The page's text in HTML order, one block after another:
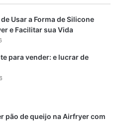
os temperos a salsinha e
por mais 3 minutos,
macias, amasse-as e
o creme de leite, a
sal a gosto.
Usar a Forma de Silicone
e Facilitar sua Vida
para vender: e lucrar de
pão de queijo na Airfryer com